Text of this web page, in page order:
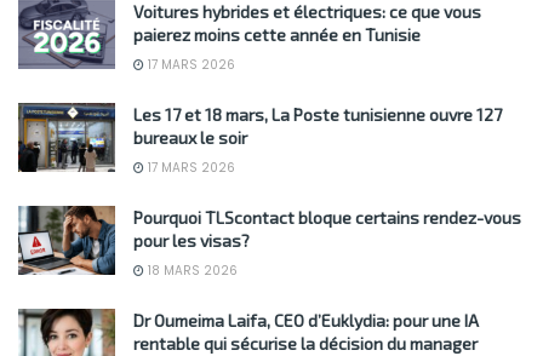
Voitures hybrides et électriques: ce que vous
paierez moins cette année en Tunisie
17 MARS 2026
Les 17 et 18 mars, La Poste tunisienne ouvre 127
bureaux le soir
17 MARS 2026
Pourquoi TLScontact bloque certains rendez-vous
pour les visas?
18 MARS 2026
Dr Oumeima Laifa, CEO d’Euklydia: pour une IA
rentable qui sécurise la décision du manager